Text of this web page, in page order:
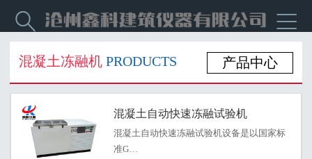


混凝土冻融机 PRODUCTS 产品中心
混凝土自动快速冻融试验机
混凝土自动快速冻融试验机设备是以国家标
准G…